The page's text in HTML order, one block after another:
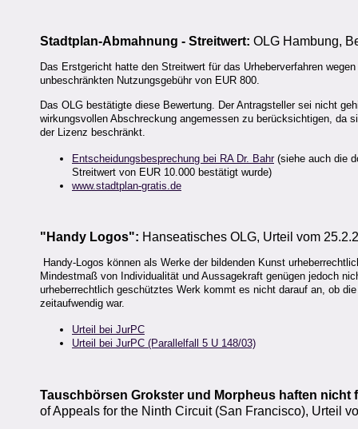
Stadtplan-Abmahnung - Streitwert: OLG Hambung,
Das Erstgericht hatte den Streitwert für das Urheberverfahren
unbeschränkten Nutzungsgebühr von EUR 800.
Das OLG bestätigte diese Bewertung. Der Antragsteller sei nicht
wirkungsvollen Abschreckung angemessen zu berücksichtigen, da
der Lizenz beschränkt.
Entscheidungsbesprechung bei RA Dr. Bahr(siehe auch die
Streitwert von EUR 10.000 bestätigt wurde)
www.stadtplan-gratis.de
"Handy Logos": Hanseatisches OLG, Urteil vom
Handy-Logos können als Werke der bildenden Kunst
Mindestmaß von Individualität und Aussagekraft genügen jedoch
urheberrechtlich geschütztes Werk kommt es nicht darauf an, ob
zeitaufwendig war.
Urteil bei JurPC
Urteil bei JurPC (Parallelfall 5 U 148/03)
Tauschbörsen Grokster und Morpheus haften
of Appeals for the Ninth Circuit (San Francisco), Urteil